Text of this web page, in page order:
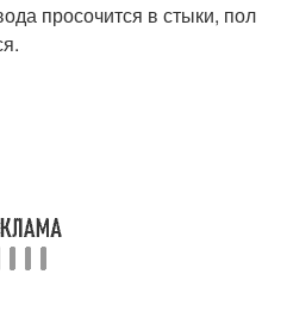
просочится в стыки, пол